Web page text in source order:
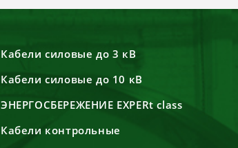
Кабели силовые до 3 кВ
Кабели силовые до 10 кВ
ЭНЕРГОСБЕРЕЖЕНИЕ EXPERt class
Кабели контрольные